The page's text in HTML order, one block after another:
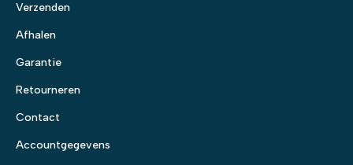
Verzenden
Afhalen
Garantie
Retourneren
Contact
Accountgegevens